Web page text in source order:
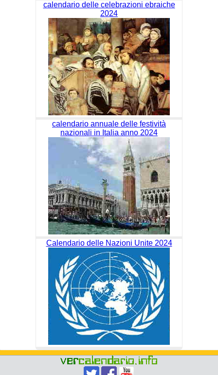
calendario delle celebrazioni ebraiche
2024
calendario annuale delle festività
nazionali in Italia anno 2024
Calendario delle Nazioni Unite 2024